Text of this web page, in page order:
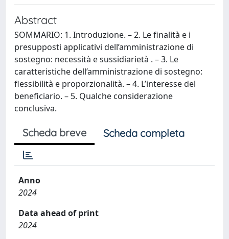
Abstract
SOMMARIO: 1. Introduzione. – 2. Le finalità e i
presupposti applicativi dell’amministrazione di
sostegno: necessità e sussidiarietà . – 3. Le
caratteristiche dell’amministrazione di sostegno:
flessibilità e proporzionalità. – 4. L’interesse del
beneficiario. – 5. Qualche considerazione
conclusiva.
Scheda breve Scheda completa
Anno
2024
Data ahead of print
2024